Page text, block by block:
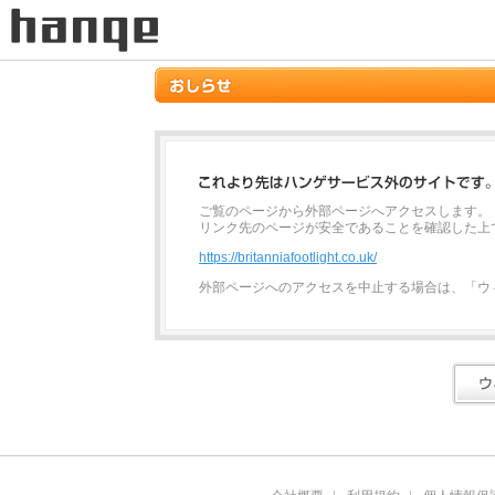
ご覧のページから外部ページへアクセスします。
リンク先のページが安全であることを確認した
https://britanniafootlight.co.uk/
外部ページへのアクセスを中止する場合は、「